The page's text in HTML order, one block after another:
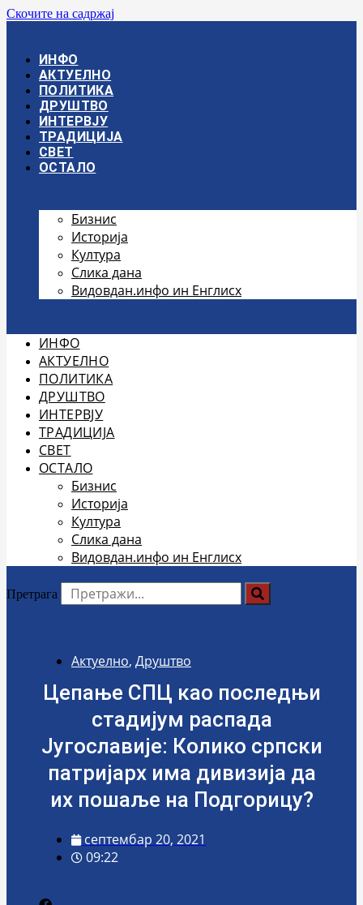
Скочите на садржај
ИНФО
АКТУЕЛНО
ПОЛИТИКА
ДРУШТВО
ИНТЕРВЈУ
ТРАДИЦИЈА
СВЕТ
ОСТАЛО
Бизнис
Историја
Култура
Слика дана
Видовдан.инфо ин Енглисх
ИНФО
АКТУЕЛНО
ПОЛИТИКА
ДРУШТВО
ИНТЕРВЈУ
ТРАДИЦИЈА
СВЕТ
ОСТАЛО
Бизнис
Историја
Култура
Слика дана
Видовдан.инфо ин Енглисх
Претрага
Актуелно, Друштво
Цепање СПЦ као последњи
стадијум распада
Југославије: Колико српски
патријарх има дивизија да
их пошаље на Подгорицу?
септембар 20, 2021
09:22